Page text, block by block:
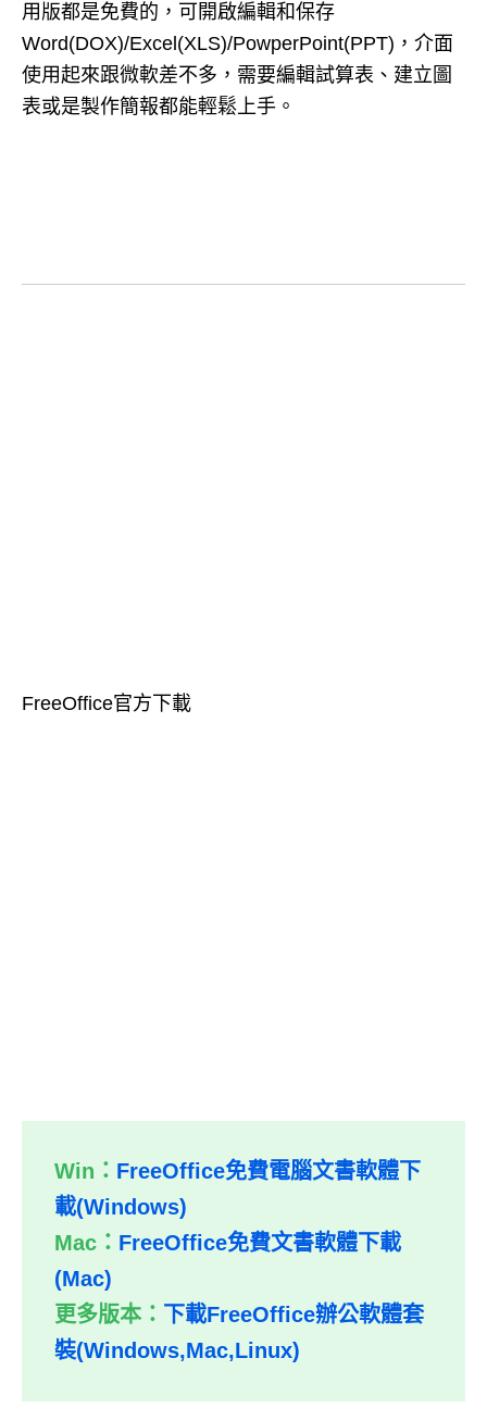
用版都是免費的，可開啟編輯和保存
Word(DOX)/Excel(XLS)/PowperPoint(PPT)，介面
使用起來跟微軟差不多，需要編輯試算表、建立圖
表或是製作簡報都能輕鬆上手。
FreeOffice官方下載
Win： FreeOffice免費電腦文書軟體下
載(Windows)
Mac： FreeOffice免費文書軟體下載
(Mac)
更多版本： 下載FreeOffice辦公軟體套
裝(Windows,Mac,Linux)